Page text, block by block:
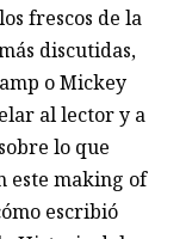
frescos de la
discutidas,
o Mickey
al lector y a
lo que
este making of
escribió